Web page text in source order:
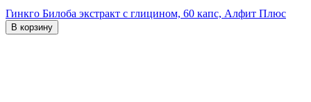
Гинкго Билоба экстракт с глицином, 60 капс, Алфит Плюс
В корзину